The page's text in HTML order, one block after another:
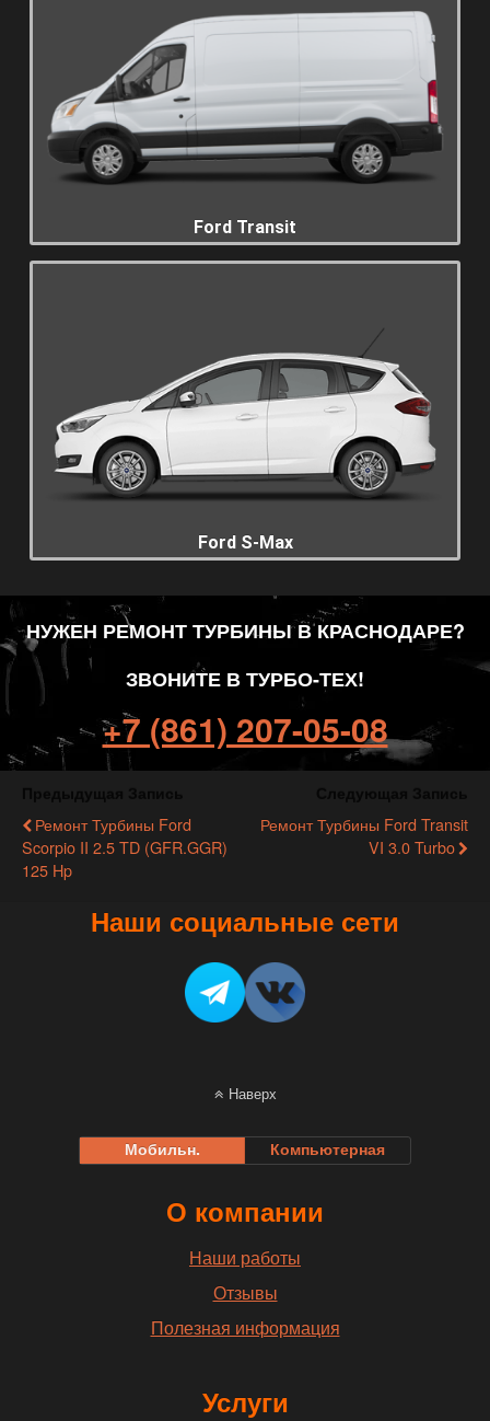
Ford Transit
Ford S-Max
НУЖЕН РЕМОНТ ТУРБИНЫ В КРАСНОДАРЕ?
ЗВОНИТЕ В ТУРБО-ТЕХ!
+7 (861) 207-05-08
Ремонт Турбины Ford
Scorpio II 2.5 TD (GFR.GGR)
125 Hp
Ремонт Турбины Ford Transit
VI 3.0 Turbo
Наши социальные сети
Наверх
Мобильн. Компьютерная
О компании
Наши работы
Отзывы
Полезная информация
Услуги